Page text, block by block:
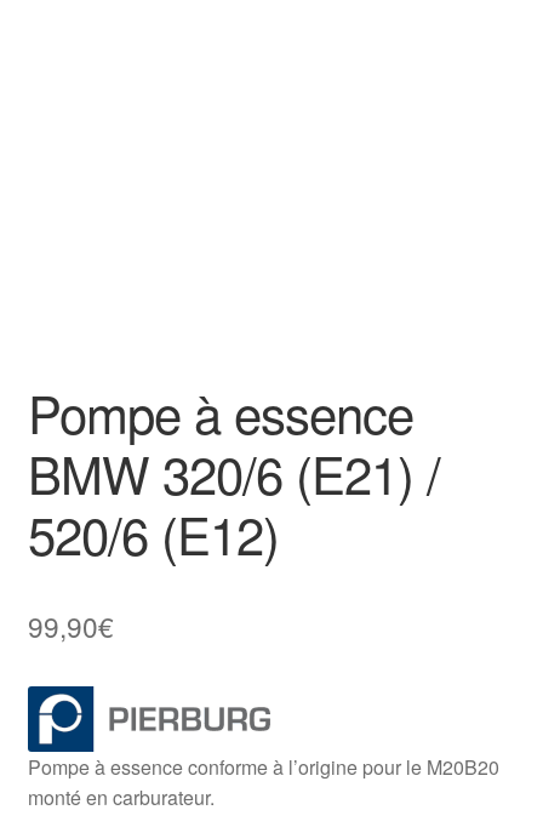
Pompe à essence
BMW 320/6 (E21) /
520/6 (E12)
99,90€
Pompe à essence conforme à l’origine pour le M20B20
monté en carburateur.